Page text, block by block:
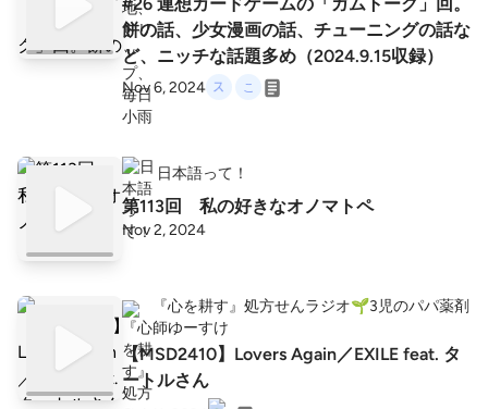
餅の話、少女漫画の話、チューニングの話な
ど、ニッチな話題多め（2024.9.15収録）
Nov 6, 2024
日本語って！
第113回 私の好きなオノマトペ
Nov 2, 2024
『心を耕す』処方せんラジオ🌱3児のパパ薬剤
師ゆーすけ
【MSD2410】Lovers Again／EXILE feat. タ
ートルさん